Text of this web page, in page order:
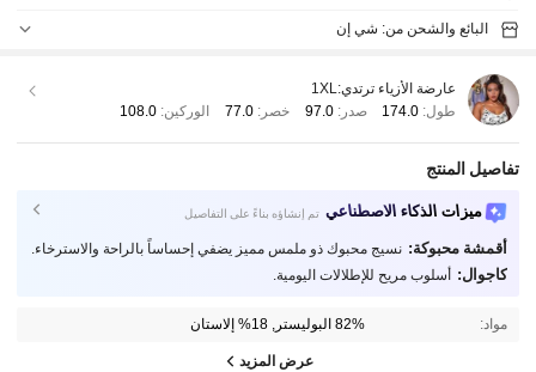
البائع والشحن من: شي إن
عارضة الأزياء ترتدي: 1XL
طول: 174.0 صدر:97.0 خصر: 77.0 الوركين: 108.0
تفاصيل المنتج
ميزات الذكاء الاصطناعي تم إنشاؤه بناءً على التفاصيل
أقمشة محبوكة: نسيج محبوك ذو ملمس مميز يضفي إحساساً بالراحة والاسترخاء.
كاجوال: أسلوب مريح للإطلالات اليومية.
مواد: 82% البوليستر, 18% إلاستان
عرض المزيد